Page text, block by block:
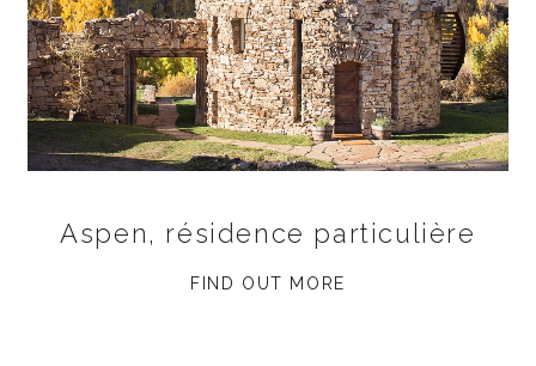
Aspen, résidence particulière
FIND OUT MORE